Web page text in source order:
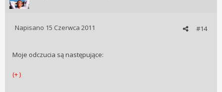
#14
Napisano 15 Czerwca 2011
Moje odczucia są następujące:
(+ )